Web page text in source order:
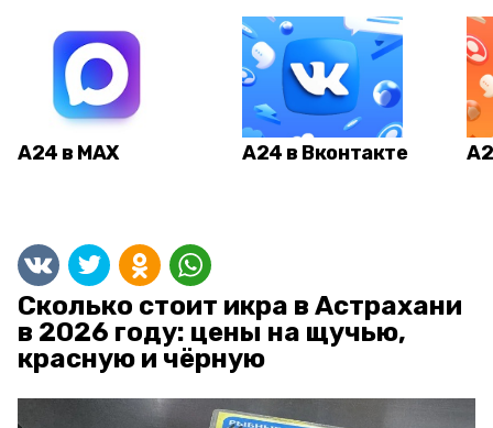
А24 в MAX А24 в Вконтакте
Сколько стоит икра в Астрахани
в 2026 году: цены на щучью,
красную и чёрную